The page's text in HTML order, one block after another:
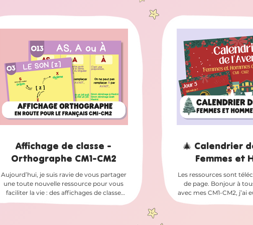
juin afin d'attendre patiemment, avec vos
chaque jour, les élèves ouvrent une case,
découvrent une activ
version couleur si
noir et blanc pour
Conjugaison Pour le
mets à disposition
Affichage de classe -
Orthographe CM1-CM2
Aujourd’hui, je suis ravie de vous partager
une toute nouvelle ressource pour vous
faciliter la vie : des affichages de classe
prêts à être imprimés pour vos leçons
🎄 Calendrier
Femmes et
d’exception »
route pour
Les ressources sont
de page. Bonjour à
avec mes CM1-CM2, j’ai
la période de décembre